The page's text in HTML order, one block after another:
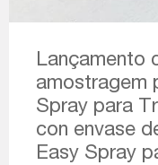
Lançamento
amostragem
Spray para
con envase
Easy Spray